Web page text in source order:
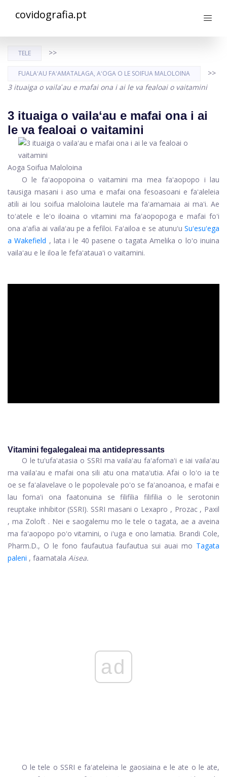
covidografia.pt
TELE >>
FUALAʻAU FAʻAMATALAGA, AʻOGA O LE SOIFUA MALOLOINA
>>
3 ituaiga o vailaʻau e mafai ona i ai le va fealoai o vaitamini
3 ituaiga o vailaʻau e mafai ona i ai
le va fealoai o vaitamini
Aoga Soifua Maloloina
O le faʻaopopoina o vaitamini ma mea faʻaopopo i lau
tausiga masani i aso uma e mafai ona fesoasoani e faʻaleleia
atili ai lou soifua maloloina lautele ma faʻamamaia ai maʻi. Ae
toʻatele e leʻo iloaina o vitamini ma faʻaopopoga e mafai foʻi
ona aʻafia ai vailaʻau pe a fefiloi. Faʻailoa e se atunuʻu Suʻesuʻega
a Wakefield , lata i le 40 pasene o tagata Amelika o loʻo inuina
vailaʻau e le iloa le fefaʻatauaʻi o vaitamini.
Vitamini fegalegaleai ma antidepressants
O le tuʻufaʻatasia o SSRI ma vailaʻau faʻafomaʻi e iai vailaʻau
ma vailaʻau e mafai ona sili atu ona mataʻutia. Afai o loʻo ia te
oe se faʻalavelave o le popolevale poʻo se faʻanoanoa, e mafai e
lau fomaʻi ona faatonuina se filifilia filifilia o le serotonin
reuptake inhibitor (SSRI). SSRI masani o Lexapro , Prozac , Paxil
, ma Zoloft . Nei e saogalemu mo le tele o tagata, ae a aveina
ma faʻaopopo poʻo vitamini, o iʻuga e ono lamatia. Brandi Cole,
Pharm.D., O le fono faufautua faufautua sui auai mo Tagata
paleni , faamatala Aisea.
ad
O le tele o SSRI e faʻateleina le gaosiaina e le ate o le ate,